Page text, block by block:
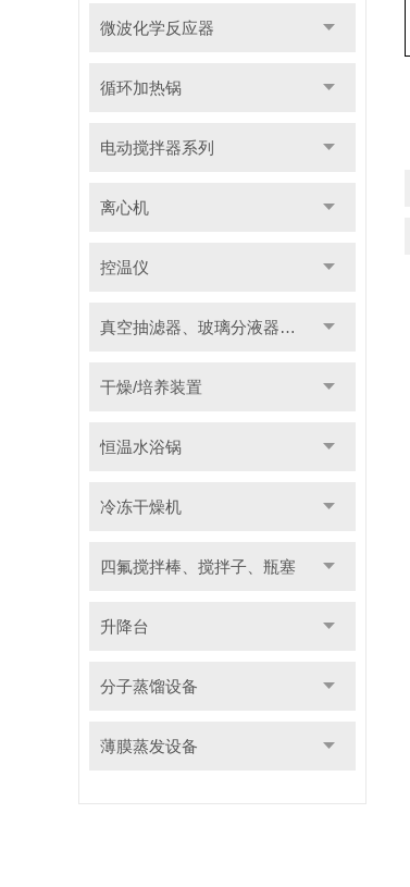
微波化学反应器
循环加热锅
电动搅拌器系列
离心机
控温仪
真空抽滤器、玻璃分液器系列
干燥/培养装置
恒温水浴锅
冷冻干燥机
四氟搅拌棒、搅拌子、瓶塞
升降台
分子蒸馏设备
薄膜蒸发设备